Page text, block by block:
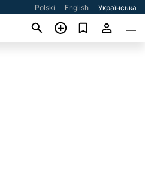
Polski English Українська